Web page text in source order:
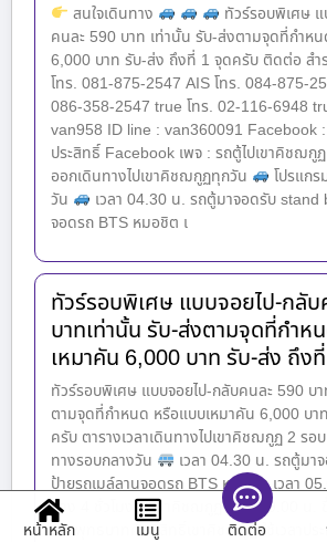
สนใจเดินทาง
ทัวร์รอบพิเศษ
คนละ 590 บาท เท่านั้น รับ-ส่งตามจุดที่กำห
6,000 บาท รับ-ส่ง ถึงที่ 1 จุดครับ ติดต่อ สำ
โทร. 081-875-2547 AIS โทร. 084-875-
086-358-2547 true โทร. 02-116-6948
van958 ID line : van360091 Facebook
ประสิทธิ์ Facebook เพจ : รถตู้ไปเขาคิชฌกู
ออกเดินทางไปเขาคิชฌกูฏทุกวัน
โปรแก
วัน
เวลา 04.30 น. รถตู้มาจอดรับ stand
จอดรถ BTS หมอชิต เ
ทัวร์รอบพิเศษ แบบจอยไป-กลับ
บาทเท่านั้น รับ-ส่งตามจุดที่กำห
เหมาคัน 6,000 บาท รับ-ส่ง ถึ
ทัวร์รอบพิเศษ แบบจอยไป-กลับคนละ 590 บ
ตามจุดที่กำหนด หรือแบบเหมาคัน 6,000 บ
ครับ ตารางเวลาเดินทางไปเขาคิชฌกูฏ 2 รอบ
ทางรอบกลางวัน
เวลา 04.30 น. รถตู้มา
ป้ายรถเมล์ลานจอดรถ BTS หมอชิต เวลา
ทาง 4 ชั่วโมงถึงเขาคิชฌกูฏ เวลา 09.00 น. ขึ้
พระพุทธบาทศักดิ์สิทธิ์เขาคิชฌกูฏ ใช้เวลาปร
หน้าหลัก เมนู ติดต่อ